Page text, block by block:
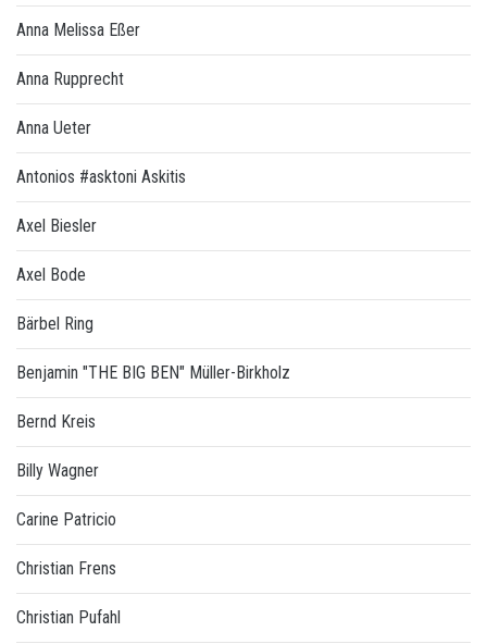
Anna Melissa Eßer
Anna Rupprecht
Anna Ueter
Antonios #asktoni Askitis
Axel Biesler
Axel Bode
Bärbel Ring
Benjamin "THE BIG BEN" Müller-Birkholz
Bernd Kreis
Billy Wagner
Carine Patricio
Christian Frens
Christian Pufahl